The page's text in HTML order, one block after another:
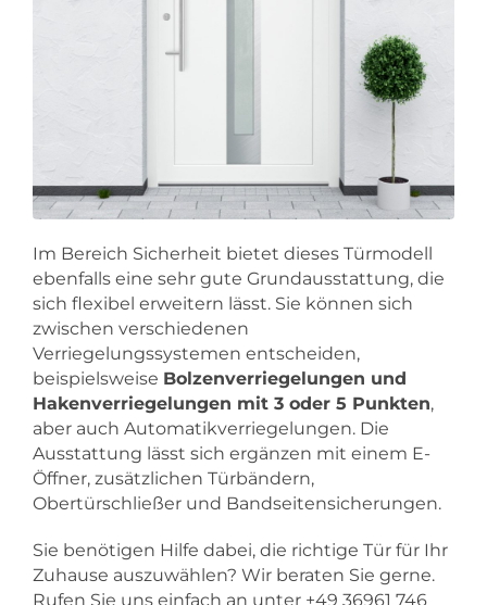
Im Bereich Sicherheit bietet dieses Türmodell
ebenfalls eine sehr gute Grundausstattung, die
sich flexibel erweitern lässt. Sie können sich
zwischen verschiedenen
Verriegelungssystemen entscheiden,
beispielsweise Bolzenverriegelungen und
Hakenverriegelungen mit 3 oder 5 Punkten,
aber auch Automatikverriegelungen. Die
Ausstattung lässt sich ergänzen mit einem E-
Öffner, zusätzlichen Türbändern,
Obertürschließer und Bandseitensicherungen.
Sie benötigen Hilfe dabei, die richtige Tür für Ihr
Zuhause auszuwählen? Wir beraten Sie gerne.
Rufen Sie uns einfach an unter +49 36961 746